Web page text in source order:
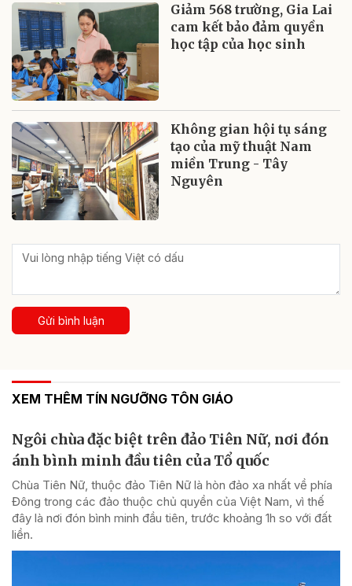
Giảm 568 trường, Gia Lai
cam kết bảo đảm quyền
học tập của học sinh
Không gian hội tụ sáng
tạo của mỹ thuật Nam
miền Trung - Tây
Nguyên
Gửi bình luận
XEM THÊM TÍN NGƯỠNG TÔN GIÁO
Ngôi chùa đặc biệt trên đảo Tiên Nữ, nơi đón
ánh bình minh đầu tiên của Tổ quốc
Chùa Tiên Nữ, thuộc đảo Tiên Nữ là hòn đảo xa nhất về phía
Đông trong các đảo thuộc chủ quyền của Việt Nam, vì thế
đây là nơi đón bình minh đầu tiên, trước khoảng 1h so với đất
liền.